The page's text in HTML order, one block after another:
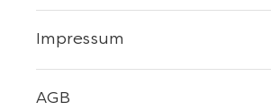
AGB
Impressum